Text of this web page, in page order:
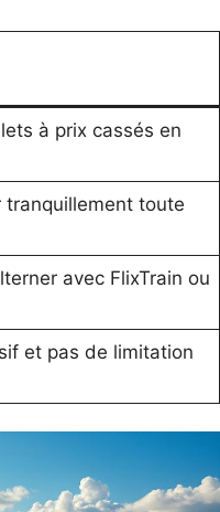
à prix cassés en
tranquillement toute
avec FlixTrain ou
et pas de limitation